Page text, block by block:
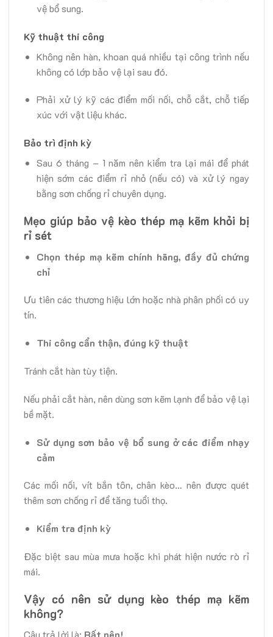
vệ bổ sung.
Kỹ thuật thi công
Không nên hàn, khoan quá nhiều tại công trình nếu
không có lớp bảo vệ lại sau đó.
Phải xử lý kỹ các điểm mối nối, chỗ cắt, chỗ tiếp
xúc với vật liệu khác.
Bảo trì định kỳ
Sau 6 tháng – 1 năm nên kiểm tra lại mái để phát
hiện sớm các điểm rỉ nhỏ (nếu có) và xử lý ngay
bằng sơn chống rỉ chuyên dụng.
Mẹo giúp bảo vệ kèo thép mạ kẽm khỏi bị
rỉ sét
Chọn thép mạ kẽm chính hãng, đầy đủ chứng
chỉ
Ưu tiên các thương hiệu lớn hoặc nhà phân phối có uy
tín.
Thi công cẩn thận, đúng kỹ thuật
Tránh cắt hàn tùy tiện.
Nếu phải cắt hàn, nên dùng sơn kẽm lạnh để bảo vệ lại
bề mặt.
Sử dụng sơn bảo vệ bổ sung ở các điểm nhạy
cảm
Các mối nối, vít bắn tôn, chân kèo… nên được quét
thêm sơn chống rỉ để tăng tuổi thọ.
Kiểm tra định kỳ
Đặc biệt sau mùa mưa hoặc khi phát hiện nước rò rỉ
mái.
Vậy có nên sử dụng kèo thép mạ kẽm
không?